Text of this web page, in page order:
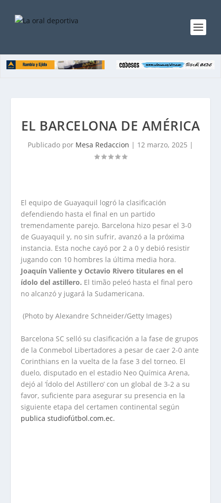
EL BARCELONA DE AMÉRICA
Publicado por Mesa Redaccion | 12 marzo, 2025 |
El equipo de Guayaquil logró la clasificación
defendiendo hasta el final en un partido
tremendamente parejo. Barcelona hizo pesar el 3-0
de Guayaquil y, no sin sufrir, avanzó a la próxima
instancia. Esta noche cayó por 2 a 0 y debió resistir
jugando con 10 hombres la última media hora.
Joaquín Valiente y Octavio Rivero titulares en el
ídolo del astillero. El timão peleó hasta el final pero
no alcanzó y jugará la Sudamericana.
(Photo by Alexandre Schneider/Getty Images)
Barcelona SC selló su clasificación a la fase de grupos
de la Conmebol Libertadores a pesar de caer 2-0 ante
Corinthians en la vuelta de la fase 3 del torneo. El
duelo, disputado en el estadio Neo Química Arena,
dejó al ‘Ídolo del Astillero’ con un global de 3-2 a su
favor, suficiente para asegurar su presencia en la
siguiente etapa del certamen continental según
publica studiofútbol.com.ec.